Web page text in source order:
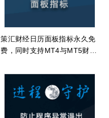
策汇财经日历面板指标永久免
费，同时支持MT4与MT5财经